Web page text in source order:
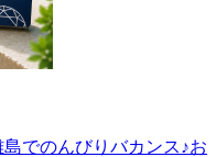
でのんびりバカンス♪お